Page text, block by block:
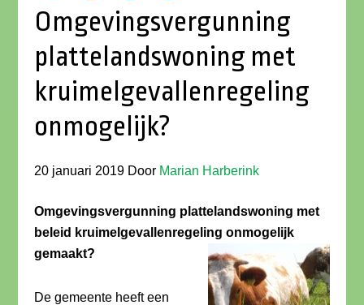
Omgevingsvergunning
plattelandswoning met
kruimelgevallenregeling
onmogelijk?
20 januari 2019 Door Marian Harberink
Omgevingsvergunning plattelandswoning met
beleid kruimelgevallenregeling onmogelijk
gemaakt?
De gemeente heeft een